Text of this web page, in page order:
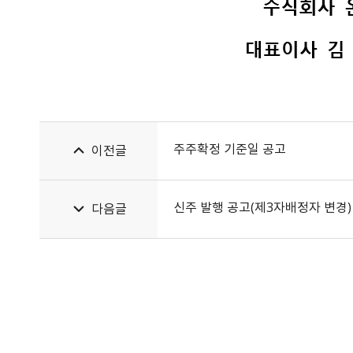
이전글 주주확정 기준일 공고
다음글 신주 발행 공고(제3자배정자 변경)